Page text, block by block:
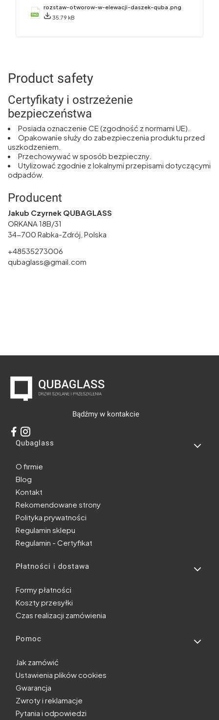
rozstaw-otworow-w-elewacji-daszek-quba.png
35.79 kB
Product safety
Certyfikaty i ostrzeżenie
bezpieczeństwa
Posiada oznaczenie CE (zgodność z normami UE).
Opakowanie służy do zabezpieczenia produktu przed
uszkodzeniem.
Przechowywać w sposób bezpieczny.
Utylizować zgodnie z lokalnymi przepisami dotyczącymi
odpadów.
Producent
Jakub Czyrnek QUBAGLASS
ORKANA 18B/31
34-700 Rabka-Zdrój, Polska
+48535273006
qubaglass@gmail.com
Bądźmy w kontakcie
Linki w stopce
Qubaglass
O firmie
Blog
Kontakt
Rekomendowane strony
Polityka prywatności
Regulamin sklepu
Regulamin - Certyfikat
Płatności i dostawa
Formy płatności
Koszty przesyłki
Czas realizacji zamówienia
Pomoc
Jak zamówić
Ustawienia plików cookies
Gwarancja
Zwroty i reklamacje
Pytania i odpowiedzi